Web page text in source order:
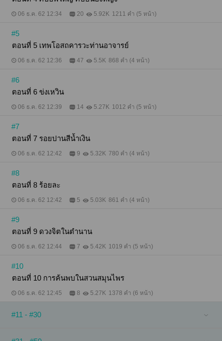
06 ธ.ค. 62 12:34 20 5.92K 1211 คำ (5 หน้า)
#5
ตอนที่ 5 เทพโอสถคารวะท่านอาจารย์
06 ธ.ค. 62 12:36 47 5.5K 868 คำ (4 หน้า)
#6
ตอนที่ 6 ข่งเหวิน
06 ธ.ค. 62 12:39 14 5.27K 1012 คำ (5 หน้า)
#7
ตอนที่ 7 รอยปานสีน้ำเงิน
06 ธ.ค. 62 12:42 9 5.32K 780 คำ (4 หน้า)
#8
ตอนที่ 8 ร้อยละ
06 ธ.ค. 62 12:42 5 5.03K 861 คำ (4 หน้า)
#9
ตอนที่ 9 ดวงจิตในตำนาน
06 ธ.ค. 62 12:44 7 5.42K 1019 คำ (5 หน้า)
#10
ตอนที่ 10 การค้นพบในสวนสมุนไพร
06 ธ.ค. 62 12:45 8 5.27K 1378 คำ (6 หน้า)
#11 - #30